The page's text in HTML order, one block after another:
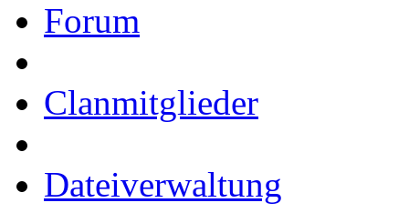
Forum
Clanmitglieder
Dateiverwaltung